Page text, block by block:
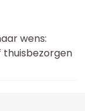
wens:
thuisbezorgen